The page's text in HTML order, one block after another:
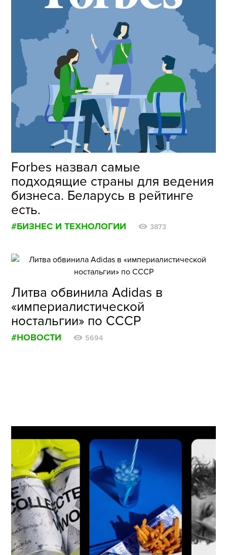
Forbes назвал самые
подходящие страны для ведения
бизнеса. Беларусь в рейтинге
есть.
#БИЗНЕС И ТЕХНОЛОГИИ 3873
Литва обвинила Adidas в
«империалистической
ностальгии» по СССР
#НОВОСТИ 5694